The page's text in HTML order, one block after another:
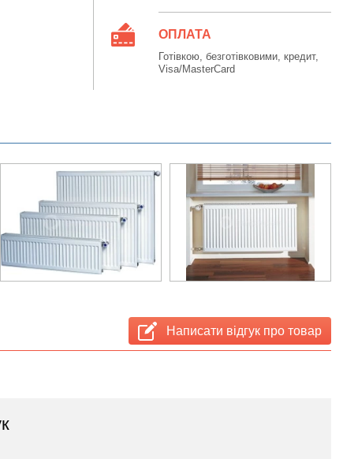
ОПЛАТА
Готівкою, безготівковими, кредит,
Visa/MasterCard
Написати відгук про товар